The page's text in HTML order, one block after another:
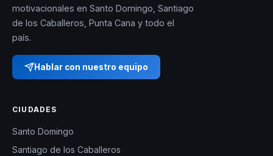
motivacionales en Santo Domingo, Santiago
de los Caballeros, Punta Cana y todo el
país.
Hablar con nuestro equipo
CIUDADES
Santo Domingo
Santiago de los Caballeros